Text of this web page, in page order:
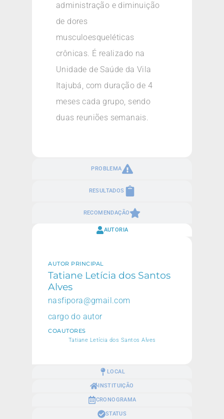
PROBLEMA
RESULTADOS
RECOMENDAÇÃO
administração e diminuição
de dores
musculoesqueléticas
crônicas. É realizado na
Unidade de Saúde da Vila
Itajubá, com duração de 4
meses cada grupo, sendo
duas reuniões semanais.
AUTORIA
LOCAL
INSTITUIÇÃO
CRONOGRAMA
STATUS
AUTOR PRINCIPAL
Tatiane Letícia dos Santos
Alves
nasfipora@gmail.com
cargo do autor
COAUTORES
Tatiane Letícia dos Santos Alves